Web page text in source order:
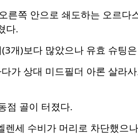
른쪽 안으로 쇄도하는 오르
다.
개)보다 많았으나 유효 슈팅
가 상대 미드필더 아론 살라
점 골이 터졌다.
세 수비가 머리로 차단했으